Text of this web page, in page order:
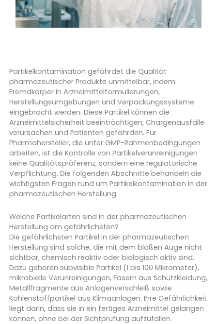
Partikelkontamination gefährdet die Qualität
pharmazeutischer Produkte unmittelbar, indem
Fremdkörper in Arzneimittelformulierungen,
Herstellungsumgebungen und Verpackungssysteme
eingebracht werden. Diese Partikel können die
Arzneimittelsicherheit beeinträchtigen, Chargenausfälle
verursachen und Patienten gefährden. Für
Pharmahersteller, die unter GMP-Rahmenbedingungen
arbeiten, ist die Kontrolle von Partikelverunreinigungen
keine Qualitätspräferenz, sondern eine regulatorische
Verpflichtung. Die folgenden Abschnitte behandeln die
wichtigsten Fragen rund um Partikelkontamination in der
pharmazeutischen Herstellung.
Welche Partikelarten sind in der pharmazeutischen
Herstellung am gefährlichsten?
Die gefährlichsten Partikel in der pharmazeutischen
Herstellung sind solche, die mit dem bloßen Auge nicht
sichtbar, chemisch reaktiv oder biologisch aktiv sind.
Dazu gehören subvisible Partikel (1 bis 100 Mikrometer),
mikrobielle Verunreinigungen, Fasern aus Schutzkleidung,
Metallfragmente aus Anlagenverschleiß sowie
Kohlenstoffpartikel aus Klimaanlagen. Ihre Gefährlichkeit
liegt darin, dass sie in ein fertiges Arzneimittel gelangen
können, ohne bei der Sichtprüfung aufzufallen.